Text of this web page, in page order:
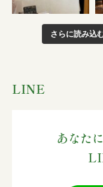
さらに読み込
LINE
あなた